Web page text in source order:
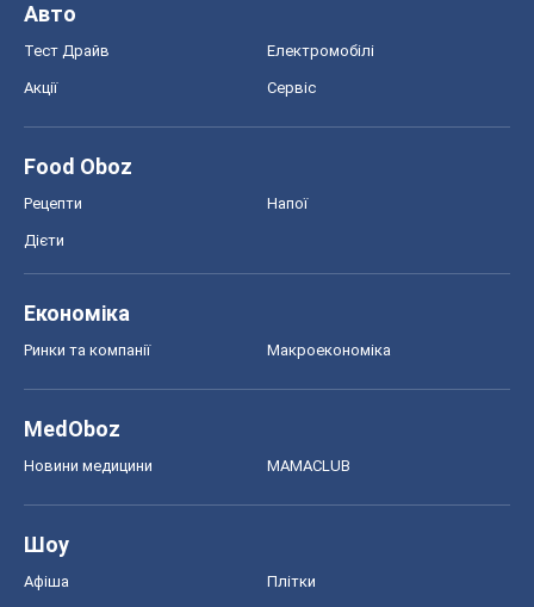
Авто
Тест Драйв Електромобілі
Акції Сервіс
Food Oboz
Рецепти Напої
Дієти
Економіка
Ринки та компанії Макроекономіка
MedOboz
Новини медицини MAMACLUB
Шоу
Афіша Плітки